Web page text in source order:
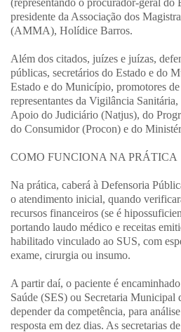
(representando o procurador-geral
presidente da Associação dos
(AMMA), Holídice Barros.
Além dos citados, juízes e juízas,
públicas, secretários do Estado e do
Estado e do Município, promotores
representantes da Vigilância
Apoio do Judiciário (Natjus), do
do Consumidor (Procon) e do
COMO FUNCIONA NA PRÁTICA
Na prática, caberá à Defensoria
o atendimento inicial, quando
recursos financeiros (se é
portando laudo médico e receitas
habilitado vinculado ao SUS, com
exame, cirurgia ou insumo.
A partir daí, o paciente é
Saúde (SES) ou Secretaria Municipal
depender da competência, para
resposta em dez dias. As secretarias